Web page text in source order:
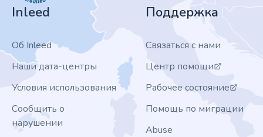
Inleed
Об Inleed
Наши дата-центры
Условия использования
Сообщить о
нарушении
Поддержка
Связаться с нами
Центр помощи
Рабочее состояние
Помощь по миграции
Abuse